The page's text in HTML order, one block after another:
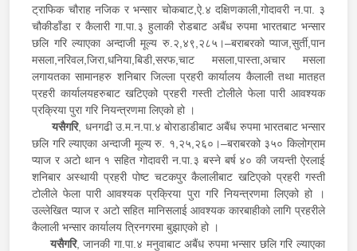
ट्राफिक चौराह नजिक र भन्सार चोकबाट,ऐ.४ दक्षिणकाली,गोदावरी न.पा. ३
चौकीडाँडा र कैलारी गा.पा.३ हुलाकी रोडबाट अबैंध रुपमा भारतबाट भन्सार
छलि गरि ल्याएका अन्दाजी मूल्य रु.२,४९,२८५।–बराबरको प्याज,सुर्ती,पान
मसला,नरिवल,जिरा,धनिया,बिडी,सरफ,चाट मसला,पास्ता,अचार मसला
लगायतका सामानहरु शनिबार जिल्ला प्रहरी कार्यालय कैलाली तथा मातहत
प्रहरी कार्यालयहरुबाट खटिएको प्रहरी गस्ती टोलीले फेला पारी आवश्यक
प्रक्रिया पुरा गरि नियन्त्रणमा लिएको हो ।
यसैगरि, धनगढी उ.म.न.पा.४ बोराडाडीबाट अबैंध रुपमा भारतबाट भन्सार
छलि गरि ल्याएका अन्दाजी मूल्य रु. १,२५,२६०।–बराबरको ३५० किलोग्राम
प्याज र अटो थान १ सहित गोदावरी न.पा.३ बस्ने बर्ष ४० की जयन्ती ऐरलाई
शनिबार अस्थायी प्रहरी पोष्ट चटकपुर कैलालीबाट खटिएको प्रहरी गस्ती
टोलीले फेला पारी आवश्यक प्रक्रिया पुरा गरि नियन्त्रणमा लिएको हो ।
उल्लेखित प्याज र अटो सहित मानिसलाई आवश्यक कारबाहीको लागि प्रहरीले
कैलाली भन्सार कार्यालय त्रिनगरमा बुझाएको हो ।
यसैगरि, जानकी गा.पा.४ मनुवाबाट अबैंध रुपमा भन्सार छलि गरि ल्याएका